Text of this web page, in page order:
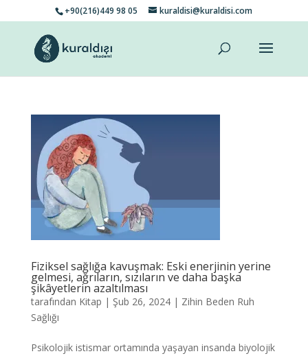
+90(216)449 98 05 kuraldisi@kuraldisi.com
Fiziksel sağlığa kavuşmak: Eski enerjinin yerine
gelmesi, ağrıların, sızıların ve daha başka
şikâyetlerin azaltılması
tarafından Kitap | Şub 26, 2024| Zihin Beden Ruh
Sağlığı
Psikolojik istismar ortamında yaşayan insanda biyolojik